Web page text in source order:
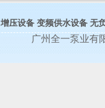
增压设备 变频供水设备 无
广州全一泵业有